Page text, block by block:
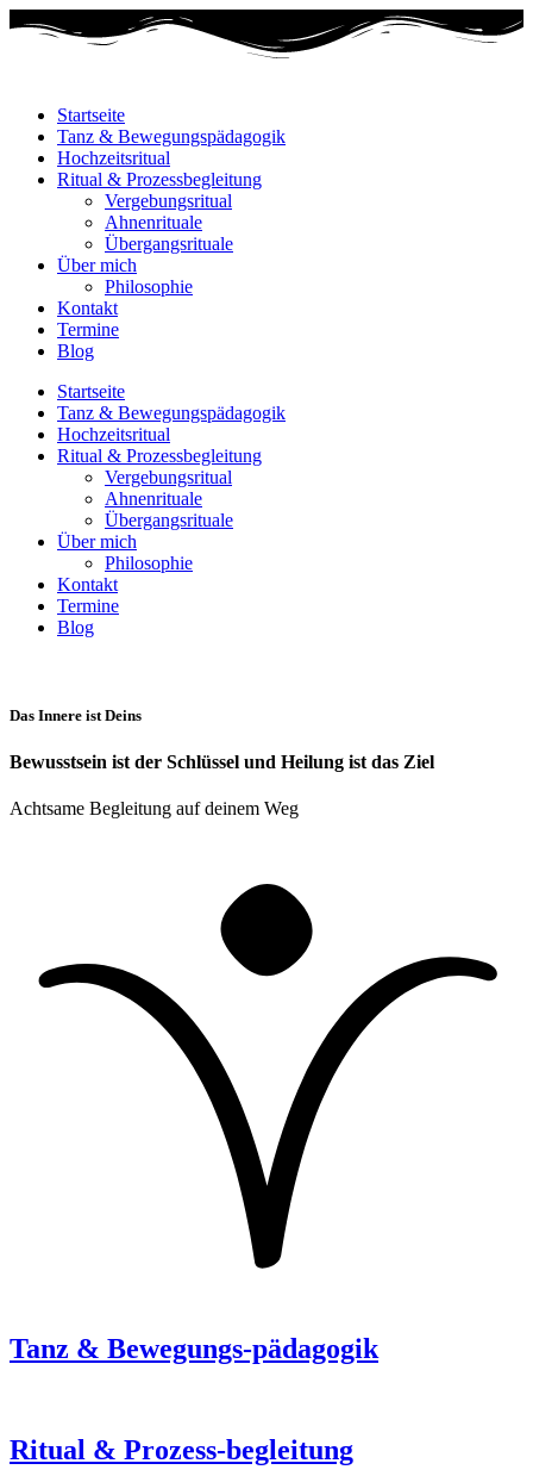
Startseite
Tanz & Bewegungspädagogik
Hochzeitsritual
Ritual & Prozessbegleitung
Vergebungsritual
Ahnenrituale
Übergangsrituale
Über mich
Philosophie
Kontakt
Termine
Blog
Startseite
Tanz & Bewegungspädagogik
Hochzeitsritual
Ritual & Prozessbegleitung
Vergebungsritual
Ahnenrituale
Übergangsrituale
Über mich
Philosophie
Kontakt
Termine
Blog
Das Innere ist Deins
Bewusstsein ist der Schlüssel und Heilung ist das Ziel
Achtsame Begleitung auf deinem Weg
Tanz & Bewegungs-pädagogik
Ritual & Prozess-begleitung